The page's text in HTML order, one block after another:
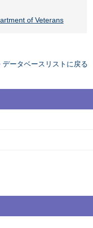
of Veterans
データベースリストに戻る